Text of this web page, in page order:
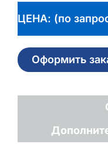
ЦЕНА: (по
Оформить